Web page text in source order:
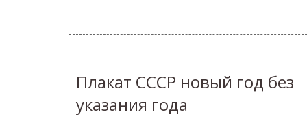
Плакат СССР новый год без
указания года